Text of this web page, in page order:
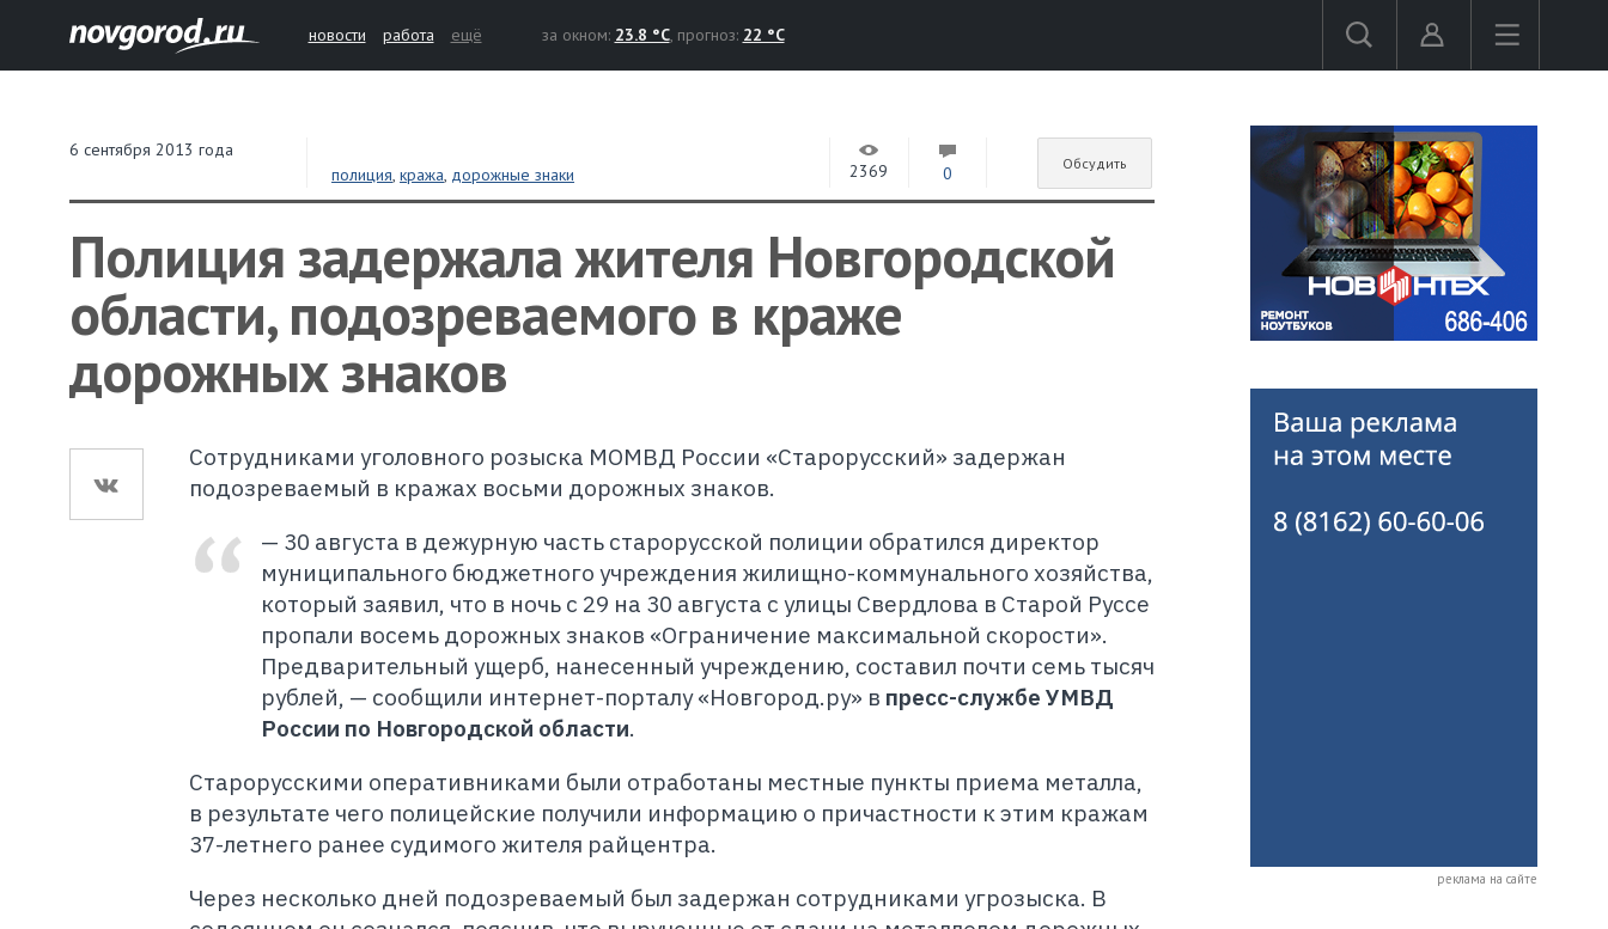
новости работа ещё за окном: 23.8 °C, прогноз: 22 °C
6 сентября 2013 года
полиция,кража, дорожные знаки 2369 0 Обсудить
Полиция задержала жителя Новгородской
области, подозреваемого в краже
дорожных знаков
Сотрудниками уголовного розыска МОМВД России «Старорусский» задержан
подозреваемый в кражах восьми дорожных знаков.
— 30 августа в дежурную часть старорусской полиции обратился директор
муниципального бюджетного учреждения жилищно-коммунального хозяйства,
который заявил, что в ночь с 29 на 30 августа с улицы Свердлова в Старой Руссе
пропали восемь дорожных знаков «Ограничение максимальной скорости».
Предварительный ущерб, нанесенный учреждению, составил почти семь тысяч
рублей, — сообщили интернет-порталу «Новгород.ру» в пресс-службе УМВД
России по Новгородской области.
Старорусскими оперативниками были отработаны местные пункты приема металла,
в результате чего полицейские получили информацию о причастности к этим кражам
37-летнего ранее судимого жителя райцентра.
Через несколько дней подозреваемый был задержан сотрудниками угрозыска. В
реклама на сайте